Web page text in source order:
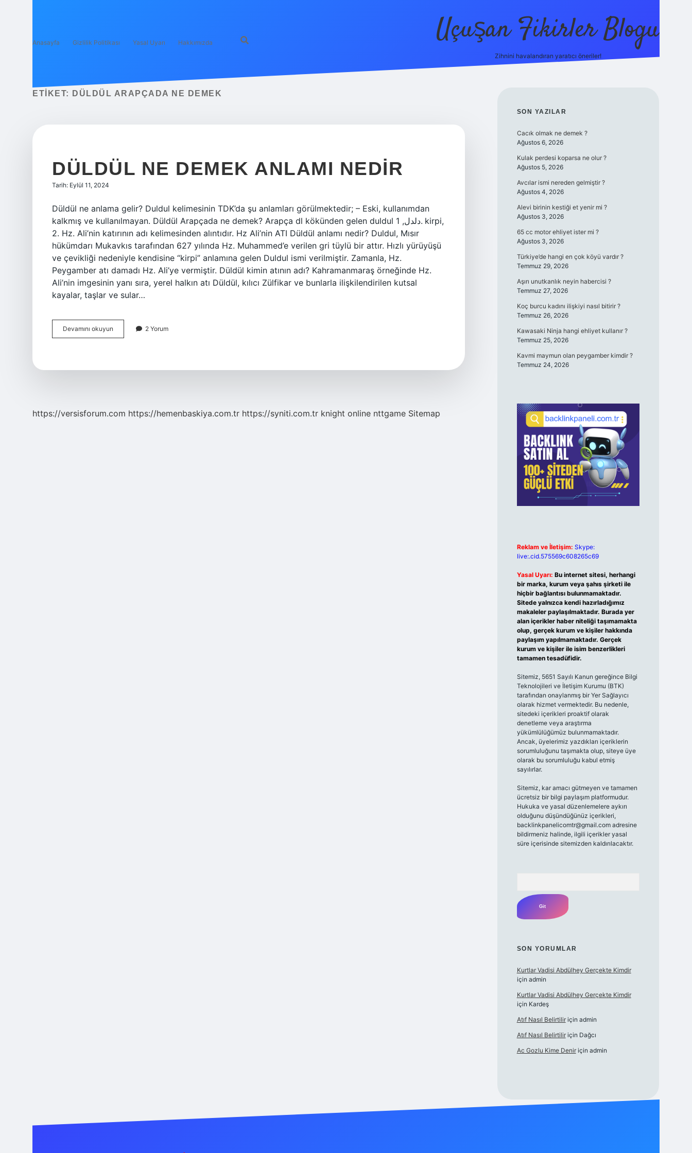
Anasayfa Gizlilik Politikası Yasal Uyarı Hakkımızda Uçuşan Fikirler Blogu
Zihnini havalandıran yaratıcı öneriler!
ETIKET: DÜLDÜL ARAPÇADA NE DEMEK
DÜLDÜL NE DEMEK ANLAMI NEDIR
Tarih: Eylül 11, 2024
Düldül ne anlama gelir? Duldul kelimesinin TDK’da şu anlamları görülmektedir; – Eski, kullanımdan
kalkmış ve kullanılmayan. Düldül Arapçada ne demek? Arapça dl kökünden gelen duldul دلدل, 1. kirpi,
2. Hz. Ali’nin katırının adı kelimesinden alıntıdır. Hz Ali’nin ATI Düldül anlamı nedir? Duldul, Mısır
hükümdarı Mukavkıs tarafından 627 yılında Hz. Muhammed’e verilen gri tüylü bir attır. Hızlı yürüyüşü
ve çevikliği nedeniyle kendisine “kirpi” anlamına gelen Duldul ismi verilmiştir. Zamanla, Hz.
Peygamber atı damadı Hz. Ali’ye vermiştir. Düldül kimin atının adı? Kahramanmaraş örneğinde Hz.
Ali’nin imgesinin yanı sıra, yerel halkın atı Düldül, kılıcı Zülfikar ve bunlarla ilişkilendirilen kutsal
kayalar, taşlar ve sular…
Devamını okuyun
Ne
2 Yorum
https://versisforum.com https://hemenbaskiya.com.tr https://syniti.com.tr knight online nttgame Sitemap
SIDEBAR
SON YAZILAR
Cacık olmak ne demek ?
Ağustos 6, 2026
Kulak perdesi koparsa ne olur ?
Ağustos 5, 2026
Avcılar ismi nereden gelmiştir ?
Ağustos 4, 2026
Alevi birinin kestiği et yenir mi ?
Ağustos 3, 2026
65 cc motor ehliyet ister mi ?
Ağustos 3, 2026
Türkiye’de hangi en çok köyü vardır ?
Temmuz 29, 2026
Aşırı unutkanlık neyin habercisi ?
Temmuz 27, 2026
Koç burcu kadını ilişkiyi nasıl bitirir ?
Temmuz 26, 2026
Kawasaki Ninja hangi ehliyet kullanır ?
Temmuz 25, 2026
Kavmi maymun olan peygamber kimdir ?
Temmuz 24, 2026
Reklam ve İletişim: Skype:
live:.cid.575569c608265c69
Yasal Uyarı: Bu internet sitesi, herhangi
bir marka, kurum veya şahıs şirketi ile
hiçbir bağlantısı bulunmamaktadır.
Sitede yalnızca kendi hazırladığımız
makaleler paylaşılmaktadır. Burada yer
alan içerikler haber niteliği taşımamakta
olup, gerçek kurum ve kişiler hakkında
paylaşım yapılmamaktadır. Gerçek
kurum ve kişiler ile isim benzerlikleri
tamamen tesadüfidir.
Sitemiz, 5651 Sayılı Kanun gereğince Bilgi
Teknolojileri ve İletişim Kurumu (BTK)
tarafından onaylanmış bir Yer Sağlayıcı
olarak hizmet vermektedir. Bu nedenle,
sitedeki içerikleri proaktif olarak
denetleme veya araştırma
yükümlülüğümüz bulunmamaktadır.
Ancak, üyelerimiz yazdıkları içeriklerin
sorumluluğunu taşımakta olup, siteye üye
olarak bu sorumluluğu kabul etmiş
sayılırlar.
Sitemiz, kar amacı gütmeyen ve tamamen
ücretsiz bir bilgi paylaşım platformudur.
Hukuka ve yasal düzenlemelere aykırı
olduğunu düşündüğünüz içerikleri,
backlinkpanelicomtr@gmail.comadresine
bildirmeniz halinde, ilgili içerikler yasal
süre içerisinde sitemizden kaldırılacaktır.
SON YORUMLAR
Kurtlar Vadisi Abdülhey Gerçekte Kimdir
için admin
Kurtlar Vadisi Abdülhey Gerçekte Kimdir
için Kardeş
Atıf Nasıl Belirtiliriçin admin
Atıf Nasıl Belirtiliriçin Dağcı
Ac Gozlu Kime Deniriçin admin